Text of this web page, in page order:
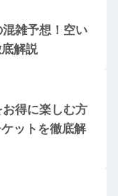
混雑予想！空い
解説
お得に楽しむ方
ットを徹底解